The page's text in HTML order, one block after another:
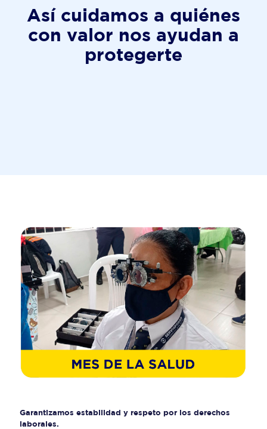
Así cuidamos a quiénes
con valor nos ayudan a
protegerte
Garantizamos estabilidad y respeto por los derechos
laborales.